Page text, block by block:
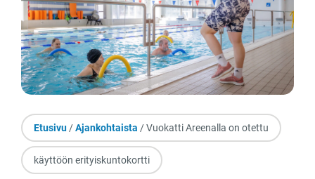
Etusivu /Ajankohtaista / Vuokatti Areenalla on otettu
käyttöön erityiskuntokortti